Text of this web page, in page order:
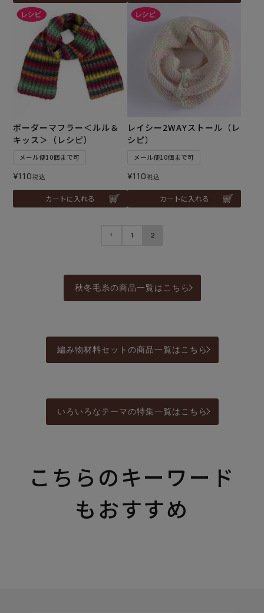
ボーダーマフラー＜ルル＆
キッス＞（レシピ）
メール便10個まで可
¥110税込
カートに入れる
レイシー2WAYストール（レ
シピ）
メール便10個まで可
¥110税込
カートに入れる
1 2
秋冬毛糸の商品一覧はこちら
編み物材料セットの商品一覧はこちら
いろいろなテーマの特集一覧はこちら
こちらのキーワード
もおすすめ